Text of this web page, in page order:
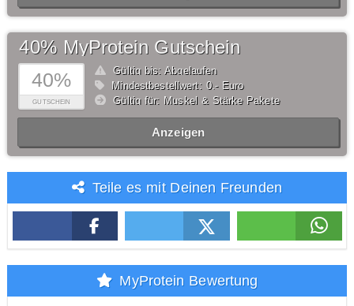
40%
GUTSCHEIN
40% MyProtein Gutschein
Gültig bis: Abgelaufen
Mindestbestellwert: 0,- Euro
Gültig für: Muskel & Stärke Pakete
Anzeigen
Teile es mit Deinen Freunden
MyProtein Bewertung